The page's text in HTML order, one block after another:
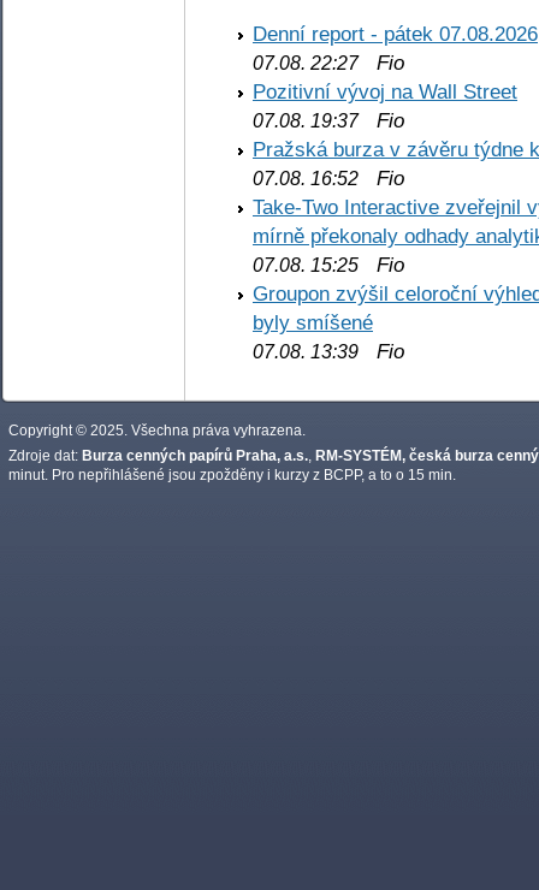
Denní report - pátek 07.08.2026
07.08. 22:27Fio
Pozitivní vývoj na Wall Street
07.08. 19:37Fio
Pražská burza v závěru týdne
07.08. 16:52 Fio
Take-Two Interactive zveřejnil
mírně překonaly odhady
07.08. 15:25 Fio
Groupon zvýšil celoroční
byly smíšené
07.08. 13:39 Fio
Copyright © 2025. Všechna práva vyhrazena.
Zdroje dat: Burza cenných papírů Praha, a.s., RM-SYSTÉM, česká burza
minut. Pro nepřihlášené jsou zpožděny i kurzy z BCPP, a to o 15 min.